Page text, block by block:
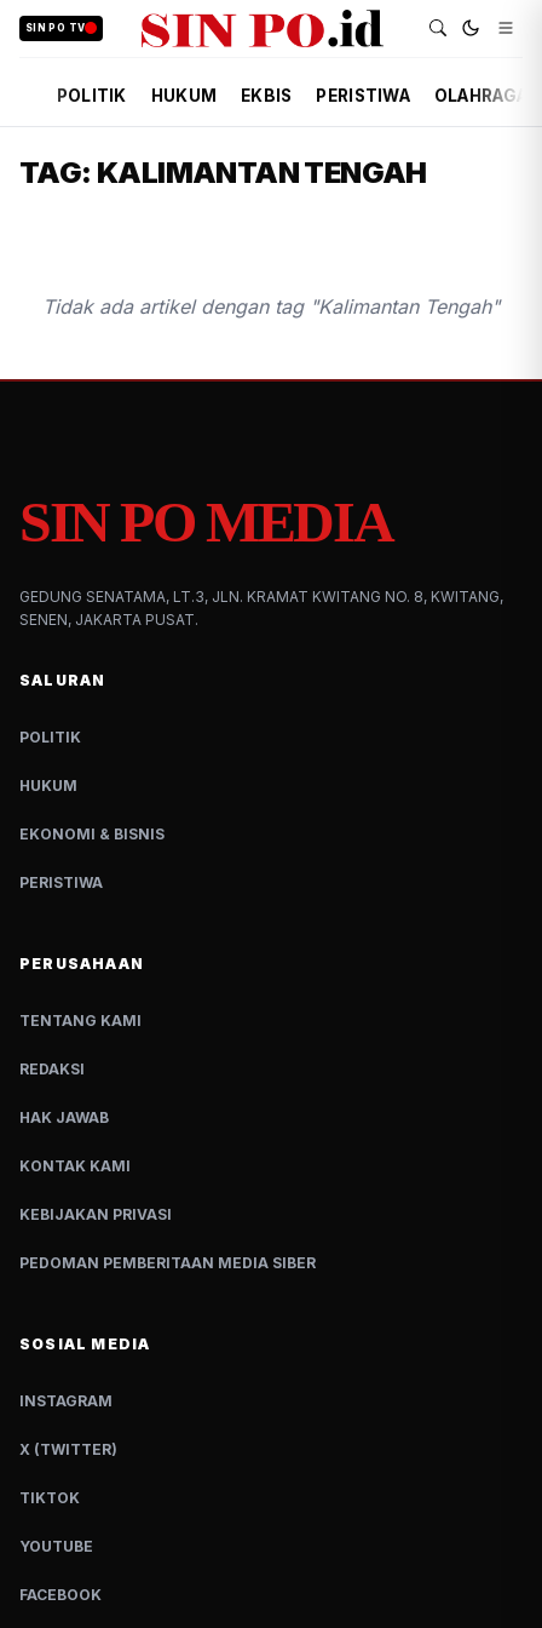
SIN PO TV
POLITIK HUKUM EKBIS PERISTIWA OLAHRAGA
TAG: KALIMANTAN TENGAH
Tidak ada artikel dengan tag "Kalimantan Tengah"
SIN PO MEDIA
GEDUNG SENATAMA, LT.3, JLN. KRAMAT KWITANG NO. 8, KWITANG,
SENEN, JAKARTA PUSAT.
SALURAN
POLITIK
HUKUM
EKONOMI & BISNIS
PERISTIWA
PERUSAHAAN
TENTANG KAMI
REDAKSI
HAK JAWAB
KONTAK KAMI
KEBIJAKAN PRIVASI
PEDOMAN PEMBERITAAN MEDIA SIBER
SOSIAL MEDIA
INSTAGRAM
X (TWITTER)
TIKTOK
YOUTUBE
FACEBOOK